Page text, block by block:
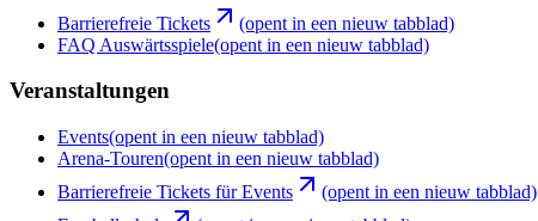
Barrierefreie Tickets
(opent in een nieuw tabblad)
FAQ Auswärtsspiele(opent in een nieuw tabblad)
Veranstaltungen
Events(opent in een nieuw tabblad)
Arena-Touren(opent in een nieuw tabblad)
Barrierefreie Tickets für Events
(opent in een nieuw tabblad)